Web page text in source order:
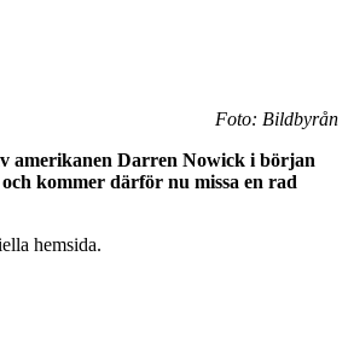
Foto: Bildbyrån
amerikanen Darren Nowick i början
kommer därför nu missa en rad
hemsida.